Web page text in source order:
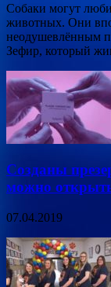
Собаки могут
животных. Они
неодушевлённым
Зефир, который
Созданы
можно
07.04.2019